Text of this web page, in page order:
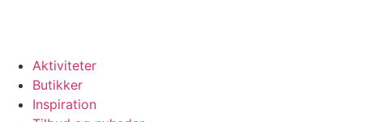
Aktiviteter
Butikker
Inspiration